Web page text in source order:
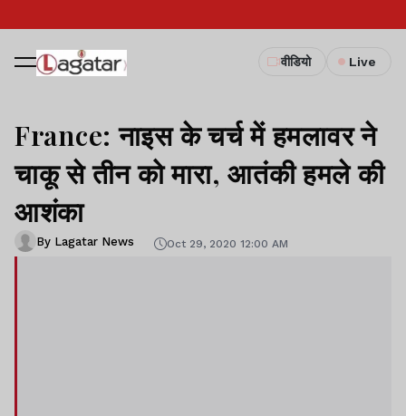
वीडियो Live
France: नाइस के चर्च में हमलावर ने
चाकू से तीन को मारा, आतंकी हमले की
आशंका
By Lagatar News Oct 29, 2020 12:00 AM